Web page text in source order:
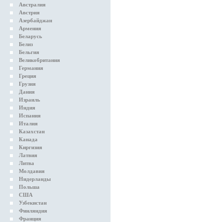
Австралия
Австрия
Азербайджан
Армения
Беларусь
Белиз
Бельгия
Великобритания
Германия
Греция
Грузия
Дания
Израиль
Индия
Испания
Италия
Казахстан
Канада
Киргизия
Латвия
Литва
Молдавия
Нидерланды
Польша
США
Узбекистан
Финляндия
Франция